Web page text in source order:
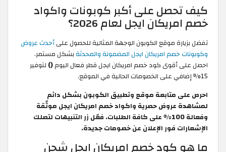
كيف تحصل على أكبر كوبونات واكواد
خصم امريكان ايجل لعام 2026؟
تفضل بزيارة موقع الكوبون الوجهة المثالية للحصول علىأحدث عروض
وكوبونات خصم امريكان ايجل المضمونة والمحدثةبشكل مستمر.
احصل على أقوى كود خصم امريكان ايجل قطر فعال اليوم() لتوفير
15% إضافي على الخصومات الحالية في الموقع.
احرص على متابعة موقع وتطبيق الكوبون بشكل دائم
لمشاهدة عروض حصرية واكواد خصم امريكان ايجل موثّقة
وفعالة 100% على كافة الطلبات. فعّل زر التنبيهات لتصلك
الإشعارات فور الإعلان عن خصومات جديدة.
ما هو كود خصم امريكان ايجل شحن